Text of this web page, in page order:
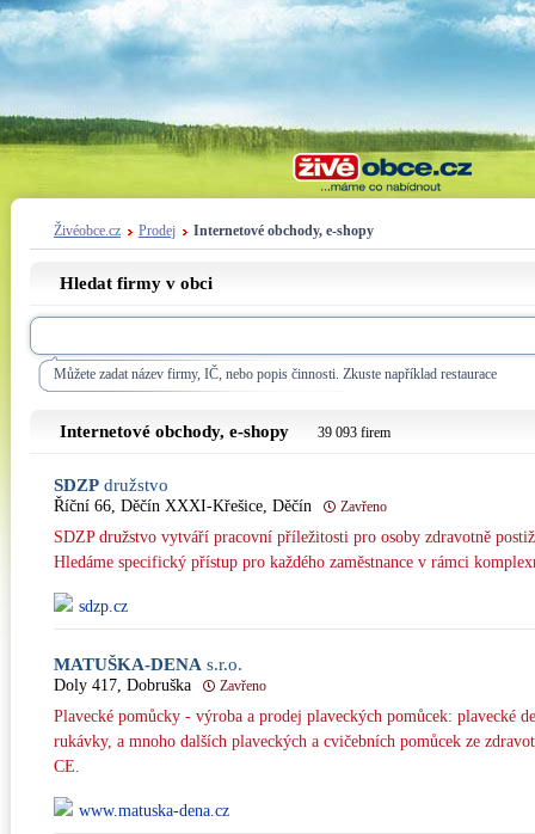
Živéobce.cz Prodej Internetové obchody, e-shopy
Hledat firmy v obci
Můžete zadat název firmy, IČ, nebo popis činnosti. Zkuste například restaurace
Internetové obchody, e-shopy 39 093 firem
SDZP družstvo
Říční 66, Děčín XXXI-Křešice, Děčín Zavřeno
SDZP družstvo vytváří pracovní příležitosti pro osoby zdravotně
Hledáme specifický přístup pro každého zaměstnance v rámci
sdzp.cz
MATUŠKA-DENA s.r.o.
Doly 417, Dobruška Zavřeno
Plavecké pomůcky - výroba a prodej plaveckých pomůcek: plavecké
rukávky, a mnoho dalších plaveckých a cvičebních pomůcek ze
CE.
www.matuska-dena.cz